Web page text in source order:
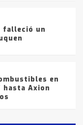
falleció un
en
hasta Axion